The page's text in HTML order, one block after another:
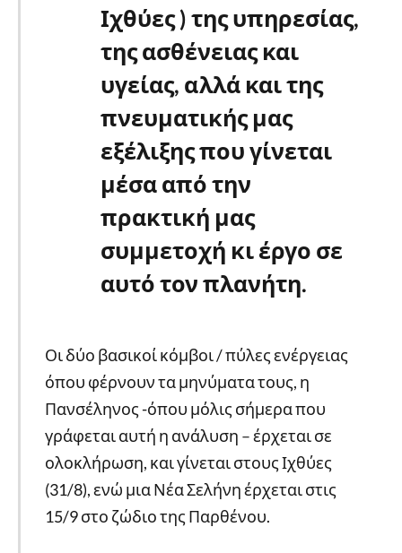
Ιχθύες ) της υπηρεσίας,
της ασθένειας και
υγείας, αλλά και της
πνευματικής μας
εξέλιξης που γίνεται
μέσα από την
πρακτική μας
συμμετοχή κι έργο σε
αυτό τον πλανήτη.
Οι δύο βασικοί κόμβοι / πύλες ενέργειας
όπου φέρνουν τα μηνύματα τους, η
Πανσέληνος -όπου μόλις σήμερα που
γράφεται αυτή η ανάλυση – έρχεται σε
ολοκλήρωση, και γίνεται στους Ιχθύες
(31/8), ενώ μια Νέα Σελήνη έρχεται στις
15/9 στο ζώδιο της Παρθένου.